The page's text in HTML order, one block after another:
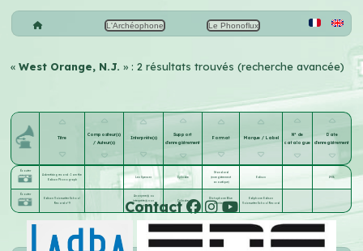
L'Archéophone Le Phonoflux
« West Orange, N.J.» : 2 résultats trouvés (recherche avancée)
Titre
Compositeur(s)
/ Auteur(s)
Interprète(s)
Support
d'enregistrement
Format Marque / Label
N° de
catalogue
Date
d'enregistrement
Écouter
Advertising record : I am the
Edison Phonograph
Len Spencer Cylindre
Standard
(enregistrement
acoustique)
Edison 1906
Écouter
Edison Voicewriter School
Record n°9
Anonyme(s) ou
interprète(s) non
identifié(s)
Cylindre
Dictaphone Blue
Amberol
Ediphone Edison
Voicewriter School Record
Contact